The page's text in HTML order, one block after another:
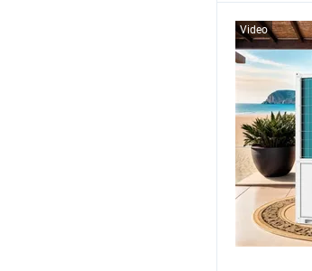
Video